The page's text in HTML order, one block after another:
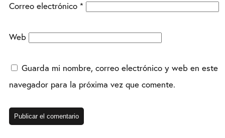
Correo electrónico *
Web
Guarda mi nombre, correo electrónico y web en este
navegador para la próxima vez que comente.